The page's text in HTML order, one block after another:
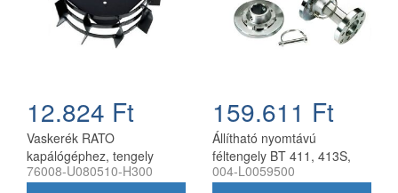
12.824 Ft
Vaskerék RATO
kapálógéphez, tengely
nélkül
76008-U080510-H300
159.611 Ft
Állítható nyomtávú
féltengely BT 411, 413S,
417S kultivátorhoz, Bertolini
004-L0059500